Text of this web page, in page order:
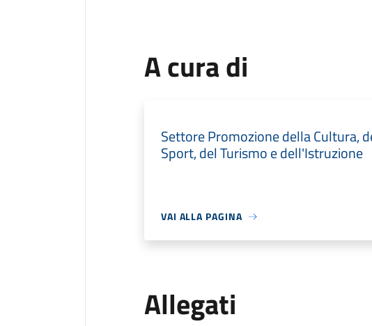
A cura di
Settore Promozione della Cultura,
Sport, del Turismo e dell'Istruzione
VAI ALLA PAGINA
Allegati